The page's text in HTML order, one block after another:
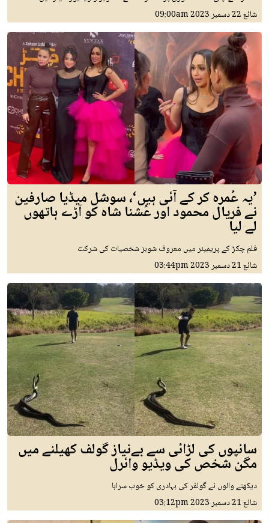
شائع22 دسمبر 2023 09:00am
’یہ عُمرہ کر کے آئی ہیں‘، سوشل میڈیا صارفین
نے فریال محمود اور عُشنا شاہ کو آڑے ہاتھوں
لے لیا
فلم چکڑ کے پریمیئر میں معروف شوبز شخصیات کی شرکت
شائع21 دسمبر 2023 03:44pm
سانپوں کی لڑائی سے بےنیاز گولف کھیلنے میں
مگن شخص کی ویڈیو وائرل
دیکھنے والوں نے گولفر کی بہادری کو خوب سراہا
شائع21 دسمبر 2023 03:12pm